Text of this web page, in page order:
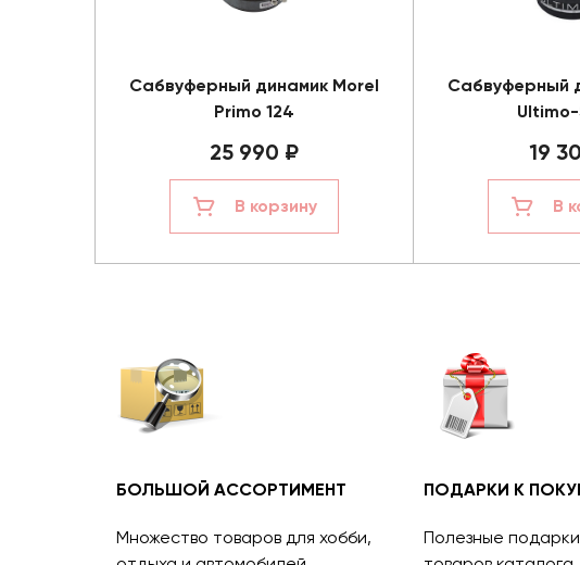
Сабвуферный динамик Morel
Primo 124
25 990 ₽
В корзину
Сабвуферный
Ultimo-
19
В
БОЛЬШОЙ АССОРТИМЕНТ
Множество товаров для хобби,
ПОДАРКИ К
Полезные